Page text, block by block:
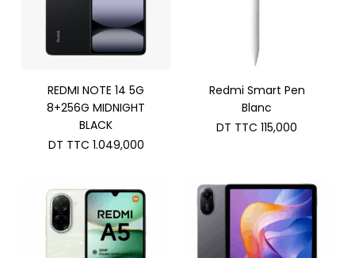
REDMI NOTE 14 5G
8+256G MIDNIGHT
BLACK
DT TTC 1.049,000
Redmi Smart Pen
Blanc
DT TTC 115,000